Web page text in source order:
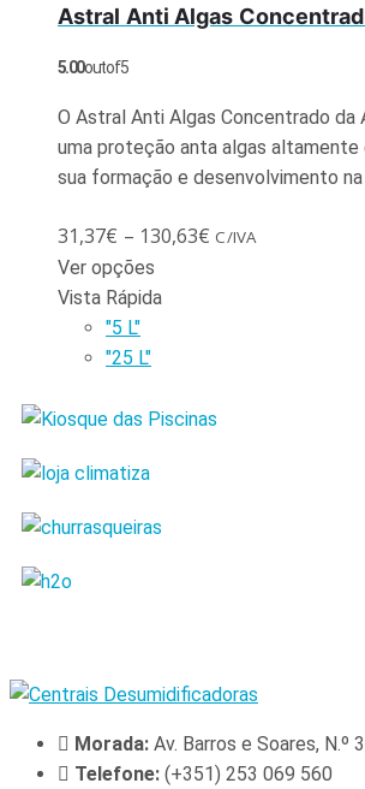
Astral Anti Algas
5.00out of 5
O Astral Anti Algas Concentrado
uma proteção anta algas altamente
sua formação e desenvolvimento na
31,37€ – 130,63€ C/IVA
Ver opções
Vista Rápida
"5 L"
"25 L"
Morada: Av. Barros e Soares, N.º
Telefone: (+351) 253 069 560